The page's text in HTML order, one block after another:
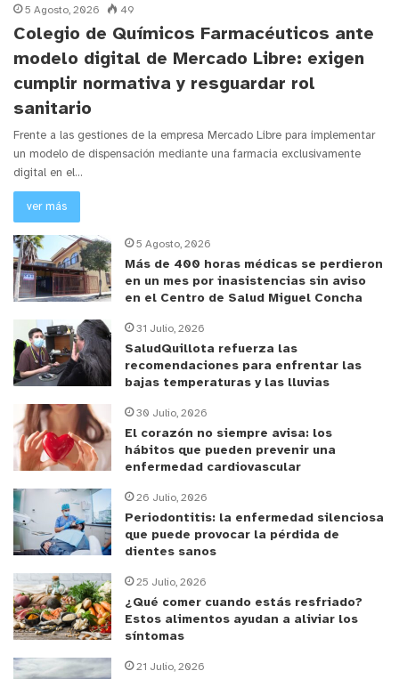
5 Agosto, 2026 49
Colegio de Químicos Farmacéuticos ante
modelo digital de Mercado Libre: exigen
cumplir normativa y resguardar rol
sanitario
Frente a las gestiones de la empresa Mercado Libre para implementar
un modelo de dispensación mediante una farmacia exclusivamente
digital en el…
ver más
5 Agosto, 2026
Más de 400 horas médicas se perdieron
en un mes por inasistencias sin aviso
en el Centro de Salud Miguel Concha
31 Julio, 2026
SaludQuillota refuerza las
recomendaciones para enfrentar las
bajas temperaturas y las lluvias
30 Julio, 2026
El corazón no siempre avisa: los
hábitos que pueden prevenir una
enfermedad cardiovascular
26 Julio, 2026
Periodontitis: la enfermedad silenciosa
que puede provocar la pérdida de
dientes sanos
25 Julio, 2026
¿Qué comer cuando estás resfriado?
Estos alimentos ayudan a aliviar los
síntomas
21 Julio, 2026